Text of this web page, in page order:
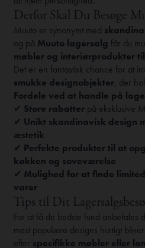
Derfor Skal Du Besøge
Muuto er synonymt med
og på Muuto lagersalg får du
møbler og interiørprodukter
Det er en fantastisk chance for at
smukke designobjekter, der
Fordele ved at handle på
✔ Store rabatter på eksklusive
✔ Unikt skandinavisk design
æstetik
✔ Perfekte produkter til at
køkken og soveværelse
✔ Mulighed for at finde
varer
Tips til Dit
For at få de bedste fund anbefales
mest populære designs hurtigt
efter specifikke møbler eller